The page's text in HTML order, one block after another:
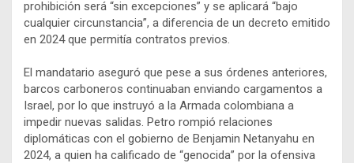
prohibición será “sin excepciones” y se aplicará “bajo
cualquier circunstancia”, a diferencia de un decreto emitido
en 2024 que permitía contratos previos.
El mandatario aseguró que pese a sus órdenes anteriores,
barcos carboneros continuaban enviando cargamentos a
Israel, por lo que instruyó a la Armada colombiana a
impedir nuevas salidas. Petro rompió relaciones
diplomáticas con el gobierno de Benjamin Netanyahu en
2024, a quien ha calificado de “genocida” por la ofensiva